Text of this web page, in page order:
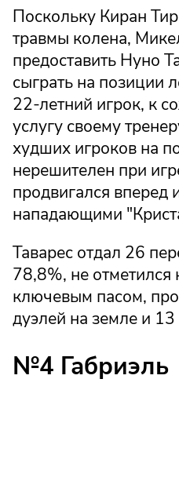
Поскольку Киран
травмы колена,
предоставить Нуно
сыграть на позиции
22-летний игрок, к
услугу своему
худших игроков на
нерешителен при
продвигался вперед
нападающими
Таварес отдал 26
78,8%, не
ключевым пасом,
дуэлей на земле и
№4 Габриэль